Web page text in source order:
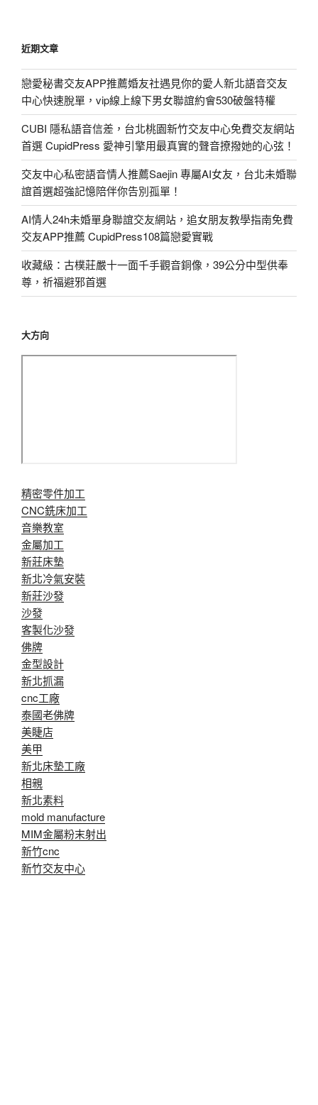
近期文章
戀愛秘書交友APP推薦婚友社遇見你的愛人新北語音交友
中心快速脫單，vip線上線下男女聯誼約會530破盤特權
CUBI 隱私語音信差，台北桃園新竹交友中心免費交友網站
首選 CupidPress 愛神引擎用最真實的聲音撩撥她的心弦！
交友中心私密語音情人推薦Saejin 專屬AI女友，台北未婚聯
誼首選超強記憶陪伴你告別孤單！
AI情人24h未婚單身聯誼交友網站，追女朋友教學指南免費
交友APP推薦 CupidPress108篇戀愛實戰
收藏級：古樸莊嚴十一面千手觀音銅像，39公分中型供奉
尊，祈福避邪首選
大方向
精密零件加工
CNC銑床加工
音樂教室
金屬加工
新莊床墊
新北冷氣安裝
新莊沙發
沙發
客製化沙發
佛牌
金型設計
新北抓漏
cnc工廠
泰國老佛牌
美睫店
美甲
新北床墊工廠
相親
新北素料
mold manufacture
MIM金屬粉末射出
新竹cnc
新竹交友中心